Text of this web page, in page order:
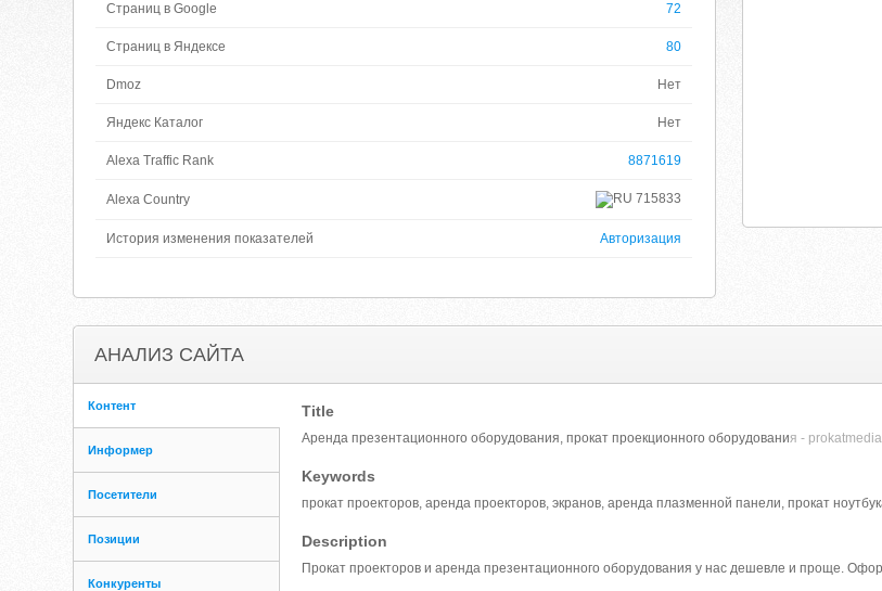
Страниц в Google 72
Страниц в Яндексе 80
Dmoz Нет
Яндекс Каталог Нет
Alexa Traffic Rank 8871619
Alexa Country 715833
История изменения показателей Авторизация
АНАЛИЗ САЙТА
Контент
Информер
Посетители
Позиции
Конкуренты
Title
Аренда презентационного оборудования, прокат проекционного оборудования -
Keywords
прокат проекторов, аренда проекторов, экранов, аренда плазменной панели, прокат
Description
Прокат проекторов и аренда презентационного оборудования у нас дешевле и проще.